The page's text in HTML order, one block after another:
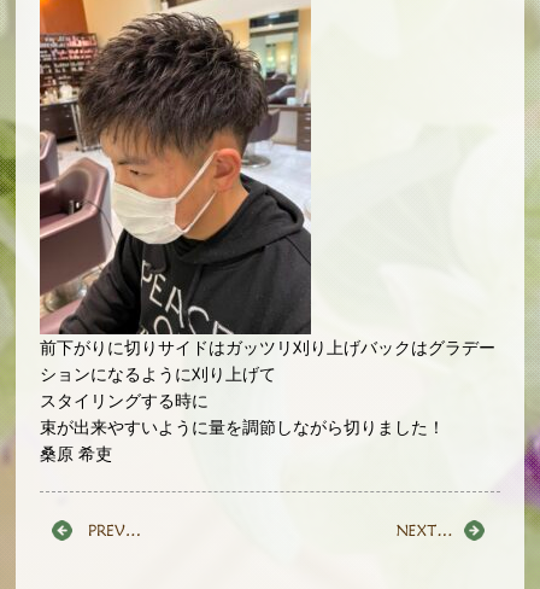
前下がりに切りサイドはガッツリ刈り上げバックはグラデー
ションになるように刈り上げて
スタイリングする時に
束が出来やすいように量を調節しながら切りました！
桑原 希吏